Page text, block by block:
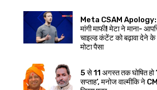
Meta CSAM Apology:
मांगी माफी! मेटा ने माना-
चाइल्ड कंटेंट को बढ़ावा देने के
मोटा पैसा
5 से 11 अगस्त तक घोषित हो
सप्ताह’, मनोज वाल्मीकि ने